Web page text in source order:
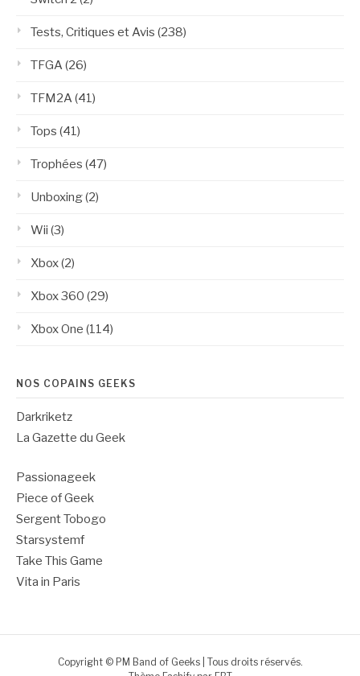
Tests, Critiques et Avis (238)
TFGA(26)
TFM2A(41)
Tops (41)
Trophées (47)
Unboxing(2)
Wii (3)
Xbox(2)
Xbox 360 (29)
Xbox One (114)
NOS COPAINS GEEKS
Darkriketz
La Gazette du Geek
Passionageek
Piece of Geek
Sergent Tobogo
Starsystemf
Take This Game
Vita in Paris
Copyright © PM Band of Geeks | Tous droits réservés.